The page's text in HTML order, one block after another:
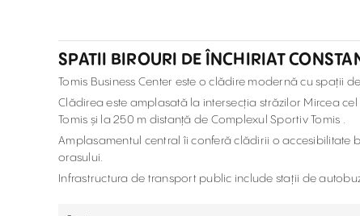
SPATII BIROURI DE ÎNCHIRIAT
Tomis Business Center este o clădire modernă cu spații
Clădirea este amplasată la intersecția străzilor Mircea
Tomis și la 250 m distanță de Complexul Sportiv Tomis .
Amplasamentul central îi conferă clădirii o
orasului.
Infrastructura de transport public include stații de